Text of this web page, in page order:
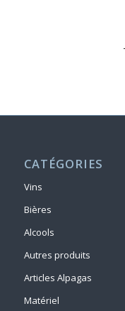
CATÉGORIES
Vins
Bières
Alcools
Autres produits
Articles Alpagas
Matériel